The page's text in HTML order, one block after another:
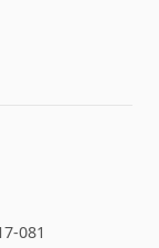
081